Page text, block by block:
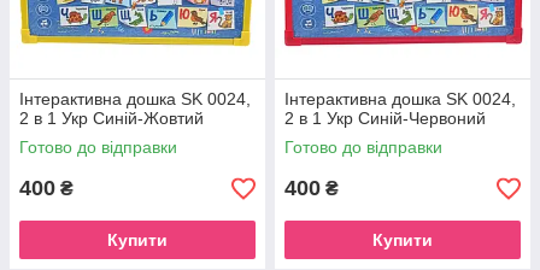
Інтерактивна дошка SK 0024,
2 в 1 Укр Синій-Жовтий
Готово до відправки
400 ₴
Купити
Інтерактивна дошка SK 0024,
2 в 1 Укр Синій-Червоний
Готово до відправки
400 ₴
Купити